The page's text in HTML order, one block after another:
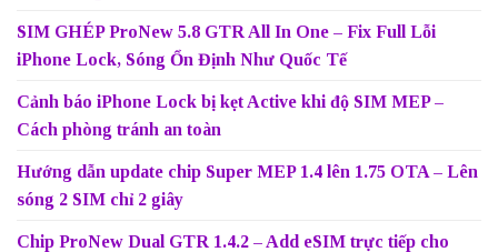
SIM GHÉP ProNew 5.8 GTR All In One – Fix Full Lỗi
iPhone Lock, Sóng Ổn Định Như Quốc Tế
Cảnh báo iPhone Lock bị kẹt Active khi độ SIM MEP –
Cách phòng tránh an toàn
Hướng dẫn update chip Super MEP 1.4 lên 1.75 OTA – Lên
sóng 2 SIM chỉ 2 giây
Chip ProNew Dual GTR 1.4.2 – Add eSIM trực tiếp cho